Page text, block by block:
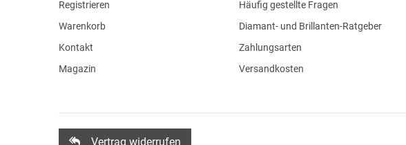
Registrieren
Warenkorb
Kontakt
Magazin
Häufig gestellte Fragen
Diamant- und Brillanten-Ratgeber
Zahlungsarten
Versandkosten
Vertrag widerrufen